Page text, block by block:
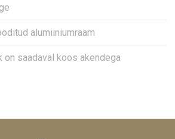
alumiiniumraam
on saadaval koos akendega